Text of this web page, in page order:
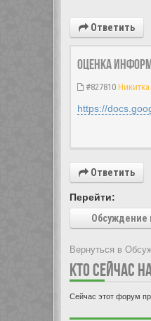
Ответить
Оценка
#827810 Никитка
https://
Ответить
Перейти:
Обсуждение
Вернуться в
КТО СЕЙЧАС
Сейчас этот форум